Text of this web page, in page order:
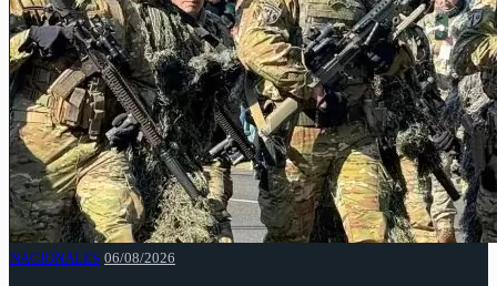
NACIONALES 06/08/2026